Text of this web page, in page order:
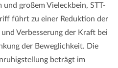
großem Vieleckbein, STT-
führt zu einer Reduktion der
Verbesserung der Kraft bei
der Beweglichkeit. Die
beträgt im